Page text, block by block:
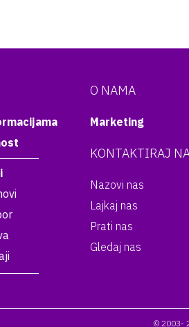
O NAMA
Marketing
KONTAKTIRAJ
Nazovi nas
Lajkaj nas
Prati nas
Gledaj nas
© 2003-